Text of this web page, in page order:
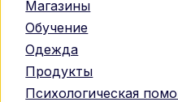
Магазины
Обучение
Одежда
Продукты
Психологическая